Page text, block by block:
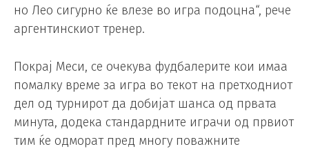
но Лео сигурно ќе влезе во игра подоцна“, рече
аргентинскиот тренер.
Покрај Меси, се очекува фудбалерите кои имаа
помалку време за игра во текот на претходниот
дел од турнирот да добијат шанса од првата
минута, додека стандардните играчи од првиот
тим ќе одморат пред многу поважните